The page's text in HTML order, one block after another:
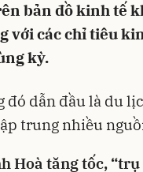
bản đồ kinh tế
với các chỉ tiêu
kỳ.
đó dẫn đầu là du
trung nhiều
Hoà tăng tốc,